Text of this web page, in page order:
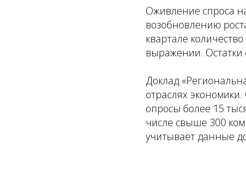
Оживление спроса
возобновлению
квартале
выражении. Остатки
Доклад
отраслях
опросы более 15
числе свыше 300
учитывает данные